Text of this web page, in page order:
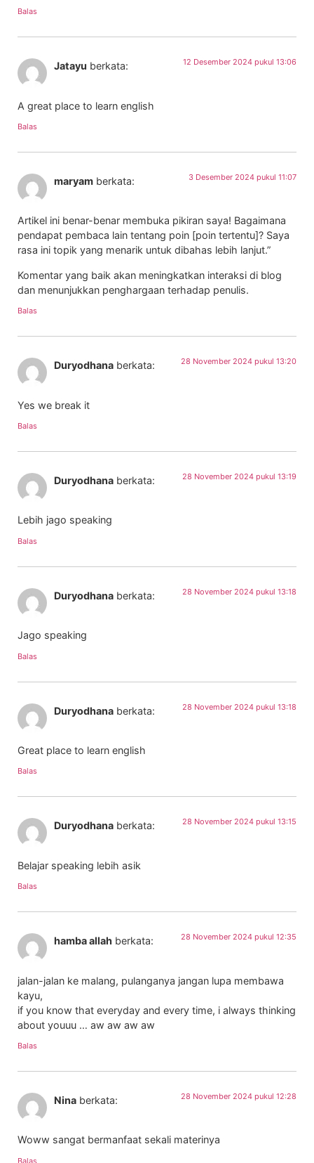
Balas
Jatayu berkata: 12 Desember 2024 pukul 13:06
A great place to learn english
Balas
maryam berkata: 3 Desember 2024 pukul 11:07
Artikel ini benar-benar membuka pikiran saya! Bagaimana
pendapat pembaca lain tentang poin [poin tertentu]? Saya
rasa ini topik yang menarik untuk dibahas lebih lanjut.”
Komentar yang baik akan meningkatkan interaksi di blog
dan menunjukkan penghargaan terhadap penulis.
Balas
Duryodhana berkata: 28 November 2024 pukul 13:20
Yes we break it
Balas
Duryodhana berkata: 28 November 2024 pukul 13:19
Lebih jago speaking
Balas
Duryodhana berkata: 28 November 2024 pukul 13:18
Jago speaking
Balas
Duryodhana berkata: 28 November 2024 pukul 13:18
Great place to learn english
Balas
Duryodhana berkata: 28 November 2024 pukul 13:15
Belajar speaking lebih asik
Balas
hamba allah berkata: 28 November 2024 pukul 12:35
jalan-jalan ke malang, pulanganya jangan lupa membawa
kayu,
if you know that everyday and every time, i always thinking
about youuu … aw aw aw aw
Balas
Nina berkata: 28 November 2024 pukul 12:28
Woww sangat bermanfaat sekali materinya
Balas